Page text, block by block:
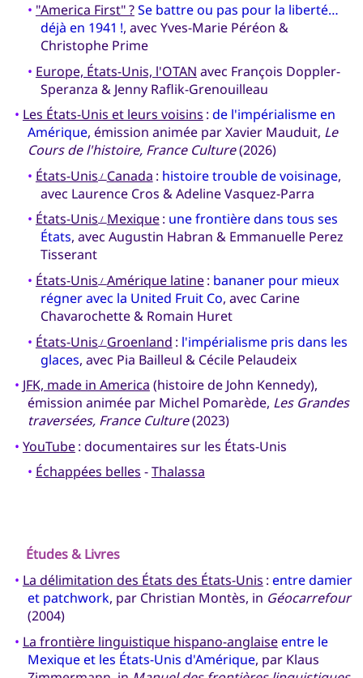
• "America First" ?Se battre ou pas pour la liberté…
déjà en 1941 !, avec Yves-Marie Péréon &
Christophe Prime
• Europe, États-Unis, l'OTAN avec François Doppler-
Speranza & Jenny Raflik-Grenouilleau
• Les États-Unis et leurs voisins : de l'impérialisme en
Amérique, émission animée par Xavier Mauduit, Le
Cours de l'histoire, France Culture(2026)
• États-Unis / Canada : histoire trouble de voisinage,
avec Laurence Cros & Adeline Vasquez-Parra
• États-Unis / Mexique: une frontière dans tous ses
États, avec Augustin Habran & Emmanuelle Perez
Tisserant
• États-Unis / Amérique latine: bananer pour mieux
régner avec la United Fruit Co, avec Carine
Chavarochette & Romain Huret
• États-Unis / Groenland : l'impérialisme pris dans les
glaces, avec Pia Bailleul & Cécile Pelaudeix
• JFK, made in America (histoire de John Kennedy),
émission animée par Michel Pomarède, Les Grandes
traversées, France Culture(2023)
• YouTube: documentaires sur les États-Unis
• Échappées belles -Thalassa
Études & Livres
• La délimitation des États des États-Unis : entre damier
et patchwork, par Christian Montès, in Géocarrefour
(2004)
• La frontière linguistique hispano-anglaiseentre le
Mexique et les États-Unis d'Amérique, par Klaus